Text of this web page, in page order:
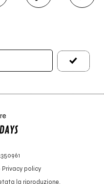
Privacy policy
la riproduzione.